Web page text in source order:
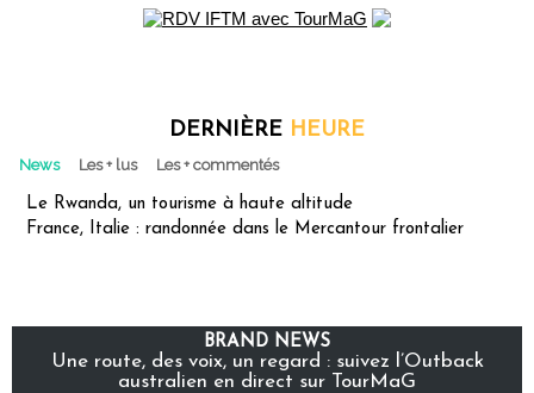
DERNIÈRE HEURE
News Les + lus Les + commentés
Le Rwanda, un tourisme à haute altitude
France, Italie : randonnée dans le Mercantour frontalier
BRAND NEWS
Une route, des voix, un regard : suivez l’Outback
australien en direct sur TourMaG